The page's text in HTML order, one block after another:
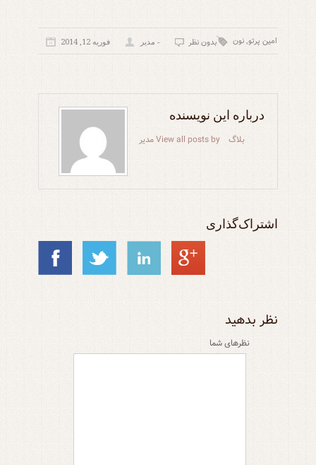
فوریه 12, 2014 - مدیر بدون نظر امین پرتو, نون
درباره این نویسنده
View all posts by مدیر بلاگ
اشتراک‌گذاری
نظر بدهید
نظر‌های شما